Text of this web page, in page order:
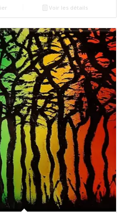
Voir les détails